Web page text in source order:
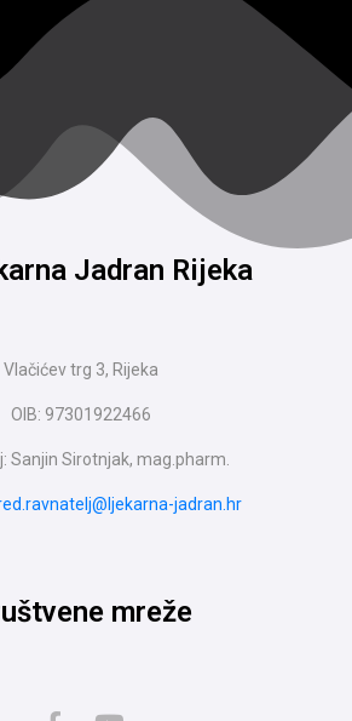
Jadran Rijeka
Vlačićev trg 3, Rijeka
OIB: 97301922466
Sanjin Sirotnjak, mag.pharm.
jadran.hr
mreže